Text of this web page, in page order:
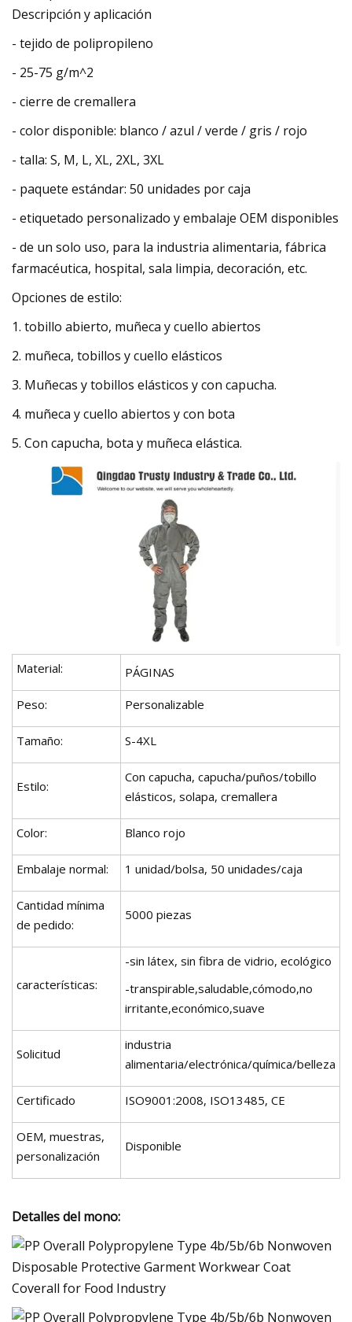
Descripción y aplicación
- tejido de polipropileno
- 25-75 g/m^2
- cierre de cremallera
- color disponible: blanco / azul / verde / gris / rojo
- talla: S, M, L, XL, 2XL, 3XL
- paquete estándar: 50 unidades por caja
- etiquetado personalizado y embalaje OEM disponibles
- de un solo uso, para la industria alimentaria, fábrica
farmacéutica, hospital, sala limpia, decoración, etc.
Opciones de estilo:
1. tobillo abierto, muñeca y cuello abiertos
2. muñeca, tobillos y cuello elásticos
3. Muñecas y tobillos elásticos y con capucha.
4. muñeca y cuello abiertos y con bota
5. Con capucha, bota y muñeca elástica.
Material: PÁGINAS
Peso: Personalizable
Tamaño: S-4XL
Estilo:
Con capucha, capucha/puños/tobillo
elásticos, solapa, cremallera
Color: Blanco rojo
Embalaje normal: 1 unidad/bolsa, 50 unidades/caja
Cantidad mínima
de pedido:
5000 piezas
características:
-sin látex, sin fibra de vidrio, ecológico
-transpirable,saludable,cómodo,no
irritante,económico,suave
Solicitud
industria
alimentaria/electrónica/química/belleza
Certificado ISO9001:2008, ISO13485, CE
OEM, muestras,
personalización
Disponible
Detalles del mono: